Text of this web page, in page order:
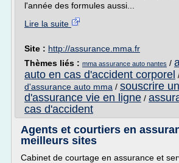
l'année des formules aussi...
Lire la suite
Site : http://assurance.mma.fr
Thèmes liés : mma assurance auto nantes /
auto en cas d'accident corporel
d'assurance auto mma / souscrire
d'assurance vie en ligne /
cas d'accident
Agents et courtiers en
meilleurs sites
Cabinet de courtage en assurance et